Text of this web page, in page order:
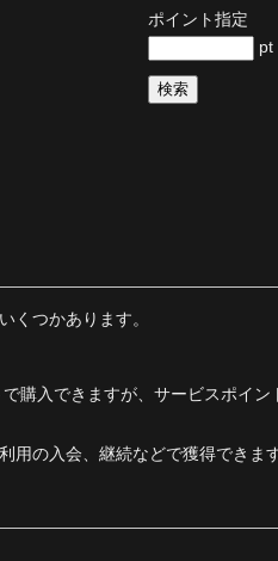
ポイント指定
pt
くつかあります。
購入できますが、サービスポイン
の入会、継続などで獲得できます